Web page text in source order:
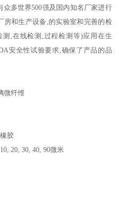
多世界500强及国内知名厂家进行
房和生产设备,的实验室和完善的检
,在线检测,过程检测等)应用在生
安全性试验要求,确保了产品的品
微纤维
胶
20, 30, 40, 90微米